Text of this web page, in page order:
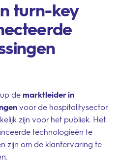
turn-key
de marktleider in
voor de hospitalitysector
zijn voor het publiek. Het
technologieën te
zijn om de klantervaring te